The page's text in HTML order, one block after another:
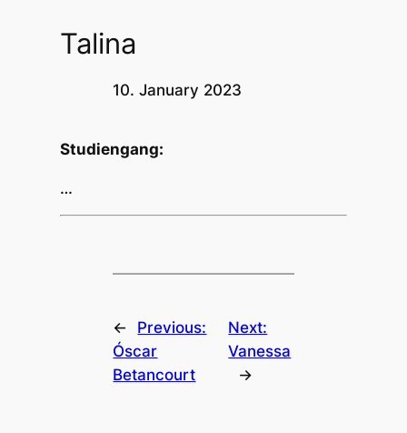
Talina
10. January 2023
Studiengang:
…
←
Previous:
Óscar
Betancourt
Next:
Vanessa
→